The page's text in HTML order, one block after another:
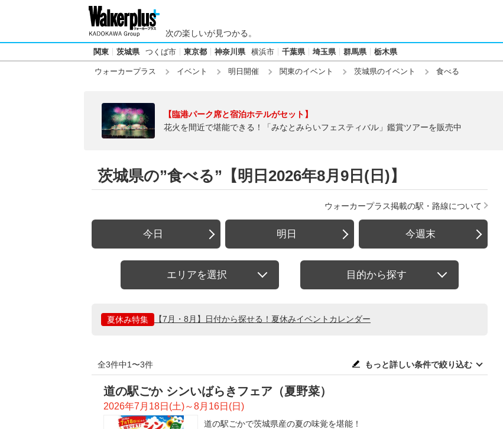
次の楽しいが見つかる。
関東 茨城県 つくば市 東京都 神奈川県 横浜市 千葉県 埼玉県 群馬県 栃木県
ウォーカープラス イベント 明日開催 関東のイベント 茨城県のイベント 食べる
【臨港パーク席と宿泊ホテルがセット】
花火を間近で堪能できる！「みなとみらいフェスティバル」鑑賞ツアーを販売中
茨城県の”食べる”【明日2026年8月9日(日)】
ウォーカープラス掲載の駅・路線について
今日 明日 今週末
エリアを選択 目的から探す
夏休み特集 【7月・8月】日付から探せる！夏休みイベントカレンダー
全3件中1〜3件 もっと詳しい条件で絞り込む
道の駅ごか シンいばらきフェア（夏野菜）
2026年7月18日(土)～8月16日(日)
道の駅ごかで茨城県産の夏の味覚を堪能！